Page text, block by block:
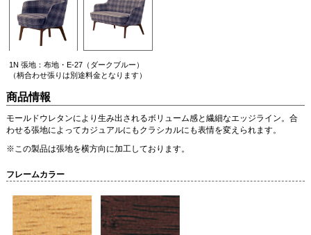
1N 張地：布地・E-27（ダークブルー）
（柄合わせ張りは別途料金となります）
商品情報
モールドウレタンにより生み出されるボリューム感と繊細なエッジライン。合
わせる張地によってカジュアルにもクラシカルにも表情を変えられます。
※この製品は張地を横方向に加工しております。
フレームカラー